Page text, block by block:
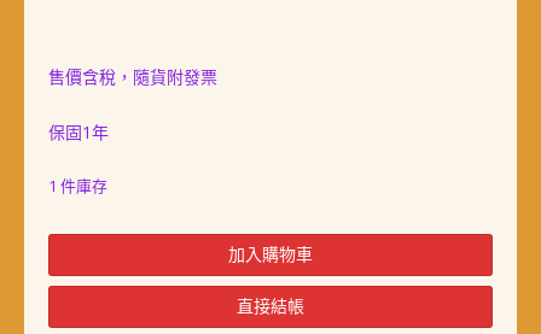
NT$ 538。
售價含稅，隨貨附發票
保固1年
1 件庫存
全
新
樹
加入購物車
直接結帳